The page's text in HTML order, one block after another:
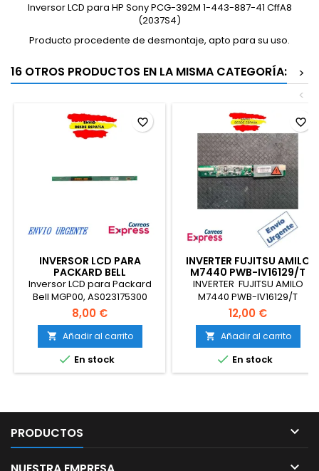
Inversor LCD para HP Sony PCG-392M 1-443-887-41 CffA8
(2037S4)
Producto procedente de desmontaje, apto para su uso.
16 OTROS PRODUCTOS EN LA MISMA CATEGORÍA:
>
<
INVERSOR LCD PARA
PACKARD BELL
MGP00,MGP20
(AS023175300)
Inversor LCD para Packard
Bell MGP00, AS023175300
8,00 €
 Añadir al carrito
 En stock
favorite_border
INVERTER FUJITSU AMILO
M7440 PWB-IV16129/T
INVERTER FUJITSU AMILO
M7440 PWB-IV16129/T
12,00 €
 Añadir al carrito
 En stock
favorite_border
PRODUCTOS 
